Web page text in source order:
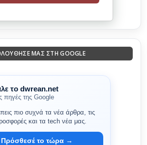
ΜΑΣ ΣΤΗ GOOGLE
το dwrean.net
πηγές της Google
πιο συχνά τα νέα άρθρα, τις
και τα tech νέα μας.
Πρόσθεσέ το τώρα →